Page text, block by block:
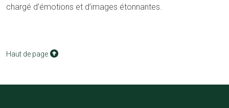
chargé d’émotions et d’images étonnantes.
Haut de page